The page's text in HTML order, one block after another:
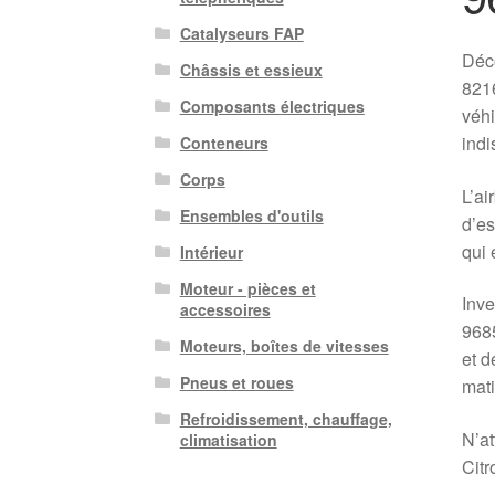
qui
et
Catalyseurs FAP
Châssis et essieux
Composants électriques
Conteneurs
Corps
Ensembles d'outils
Intérieur
Moteur - pièces et
accessoires
Moteurs, boîtes de vitesses
Pneus et roues
Refroidissement, chauffage,
climatisation